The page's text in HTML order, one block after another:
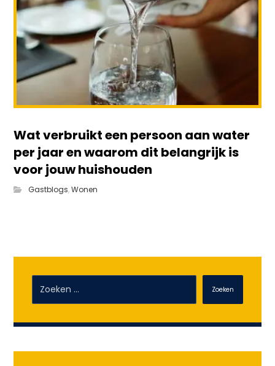
Wat verbruikt een persoon aan water
per jaar en waarom dit belangrijk is
voor jouw huishouden
Gastblogs,Wonen
Zoeken